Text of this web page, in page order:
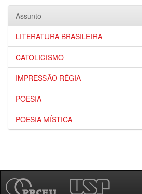
Assunto
LITERATURA BRASILEIRA
CATOLICISMO
IMPRESSÃO RÉGIA
POESIA
POESIA MÍSTICA